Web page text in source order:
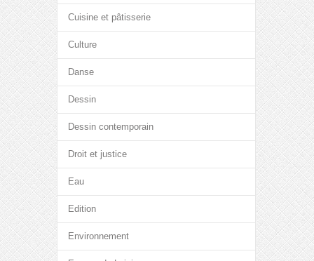
Cuisine et pâtisserie
Culture
Danse
Dessin
Dessin contemporain
Droit et justice
Eau
Edition
Environnement